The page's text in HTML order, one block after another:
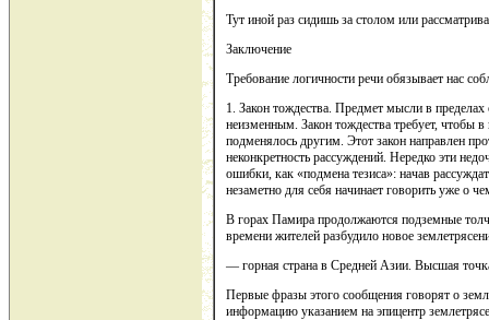
Тут иной раз сидишь за столом или
Заключение
Требование логичности речи обязывает нас
1. Закон тождества. Предмет мысли в пределах
неизменным. Закон тождества требует, чтобы
подменялось другим. Этот закон направлен
неконкретность рассуждений. Нередко эти
ошибки, как «подмена тезиса»: начав
незаметно для себя начинает говорить уже о
В горах Памира продолжаются подземные
времени жителей разбудило новое
— горная страна в Средней Азии. Высшая
Первые фразы этого сообщения говорят о
информацию указанием на эпицентр